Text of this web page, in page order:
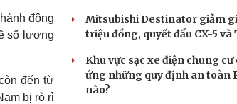
động
số lượng
đến từ
bị rò rỉ
Mitsubishi Destinator giảm
triệu đồng, quyết đấu CX-5 và
Khu vực sạc xe điện chung cư
ứng những quy định an toàn
nào?